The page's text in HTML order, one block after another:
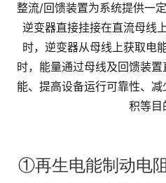
整流/回馈装置为系统提供一
逆变器直接挂接在直流母线
时，逆变器从母线上获取电
时，能量通过母线及回馈装
能、提高设备运行可靠性、
积等目
①再生电能制动电